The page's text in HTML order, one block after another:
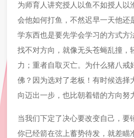
为师育人讲究授人以鱼不如授人以
会他如何打鱼，不然迟早一天他还
学东西也是要先学会学习的方式方
找不对方向，就像无头苍蝇乱撞，
力；重者自取灭亡。为什么猪八戒
佛？因为选对了老板！有时候选择
向迈出一步，也比朝着错的方向努
当我们下定了决心要改变自己，要
你已经箭在弦上蓄势待发，就差瞄